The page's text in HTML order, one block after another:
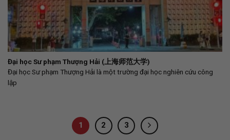
Đại học Sư phạm Thượng Hải (上海师范大学)
Đại học Sư phạm Thượng Hải là một trường đại học nghiên cứu công
lập
1 2 3